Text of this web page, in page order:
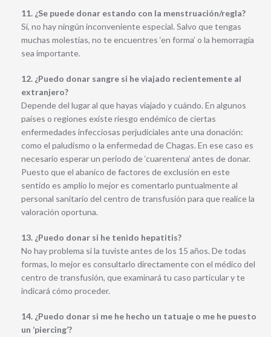
11. ¿Se puede donar estando con la menstruación/regla?
Sí, no hay ningún inconveniente especial. Salvo que tengas
muchas molestias, no te encuentres ‘en forma’ o la hemorragia
sea importante.
12. ¿Puedo donar sangre si he viajado recientemente al
extranjero?
Depende del lugar al que hayas viajado y cuándo. En algunos
países o regiones existe riesgo endémico de ciertas
enfermedades infecciosas perjudiciales ante una donación:
como el paludismo o la enfermedad de Chagas. En ese caso es
necesario esperar un periodo de ‘cuarentena’ antes de donar.
Puesto que el abanico de factores de exclusión en este
sentido es amplio lo mejor es comentarlo puntualmente al
personal sanitario del centro de transfusión para que realice la
valoración oportuna.
13. ¿Puedo donar si he tenido hepatitis?
No hay problema si la tuviste antes de los 15 años. De todas
formas, lo mejor es consultarlo directamente con el médico del
centro de transfusión, que examinará tu caso particular y te
indicará cómo proceder.
14. ¿Puedo donar si me he hecho un tatuaje o me he puesto
un ‘piercing’?